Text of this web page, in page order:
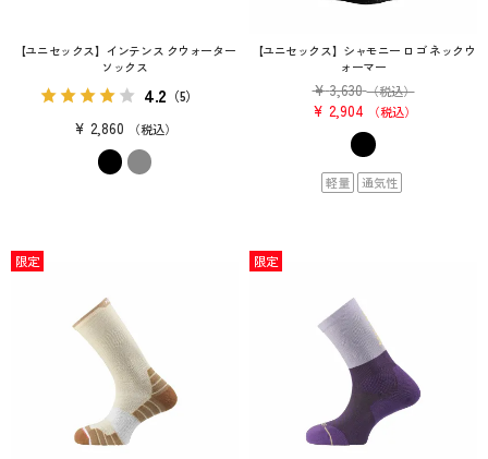
【ユニセックス】インテンス クウォーター
ソックス
4.2 （5）
¥ 2,860 税込
【ユニセックス】シャモニー ロゴ ネックウ
ォーマー
¥ 3,630 （税込）
¥ 2,904 税込
軽量 通気性
限定 限定